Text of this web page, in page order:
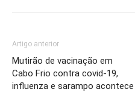
Artigo anterior
Mutirão de vacinação em
Cabo Frio contra covid-19,
influenza e sarampo acontece